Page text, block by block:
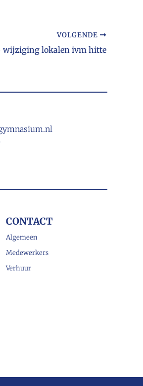
VOLGENDE
wijziging lokalen ivm hitte
CONTACT
Algemeen
Medewerkers
Verhuur